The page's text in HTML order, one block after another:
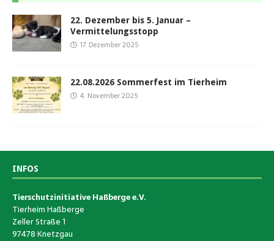
22. Dezember bis 5. Januar –
Vermittelungsstopp
17. Dezember 2025
22.08.2026 Sommerfest im Tierheim
4. November 2025
INFOS
Tierschutzinitiative Haßberge e.V.
Tierheim Haßberge
Zeller Straße 1
97478 Knetzgau